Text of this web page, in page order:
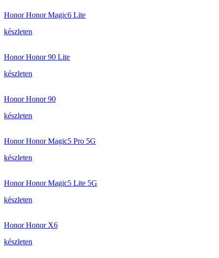
Honor Honor Magic6 Lite
készleten
Honor Honor 90 Lite
készleten
Honor Honor 90
készleten
Honor Honor Magic5 Pro 5G
készleten
Honor Honor Magic5 Lite 5G
készleten
Honor Honor X6
készleten